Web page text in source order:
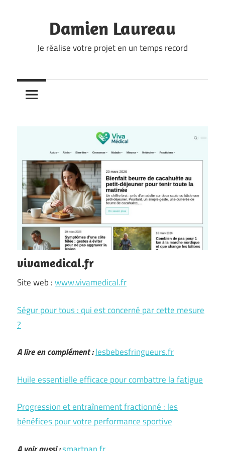
Damien Laureau
Je réalise votre projet en un temps record
vivamedical.fr
Site web :www.vivamedical.fr
Ségur pour tous : qui est concerné par cette mesure
?
A lire en complément :lesbebesfringueurs.fr
Huile essentielle efficace pour combattre la fatigue
Progression et entraînement fractionné : les
bénéfices pour votre performance sportive